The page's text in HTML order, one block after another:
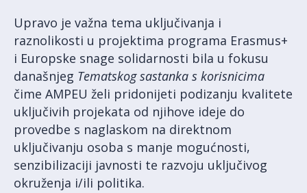
Upravo je važna tema uključivanja i
raznolikosti u projektima programa Erasmus+
i Europske snage solidarnosti bila u fokusu
današnjeg Tematskog sastanka s korisnicima
čime AMPEU želi pridonijeti podizanju kvalitete
uključivih projekata od njihove ideje do
provedbe s naglaskom na direktnom
uključivanju osoba s manje mogućnosti,
senzibilizaciji javnosti te razvoju uključivog
okruženja i/ili politika.